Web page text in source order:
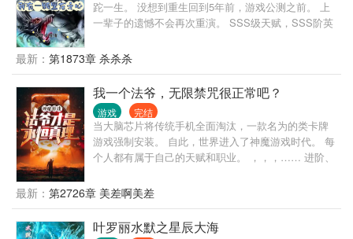
跎一生。 没想到重生回到5年前，游戏公测之前。 上
一辈子的遗憾不会再次重演。 SSS级天赋，SSS阶英
到，所获得的SSS阶英雄居然全部是女性英雄，而且
自带高阶以上兵种。 那自己可就不客气了……嘿嘿。
游戏与现实没有融合之前，带领夏国领主玩家一路横
扫整个蓝星。 两年后，当全民领主大融合的时候，又
带领着蓝星领主玩家强势崛起，称霸全服。 内容短小
无力，请您移步正文
最新： 第1873章 杀杀杀
我一个法爷，无限禁咒很正常吧？
游戏 完结
当大脑芯片将传统手机全面淘汰，一款名为的类卡牌
游戏强制安装。 自此，世界进入了神魔游戏时代。 每
个人都有属于自己的天赋和职业。 ，，，…… 进阶、
与神秘复苏。 诸神黎明与深渊凝聚。 王歌就职了所有
人眼中前期最废物的职业法师。 手握能够解析出任何
卡牌的金手指。 “凭什么你法师前期就能这么叼？” 王
歌：“无他，因为法师才是永恒真理”
最新： 第2726章 美差啊美差
叶罗丽水默之星辰大海